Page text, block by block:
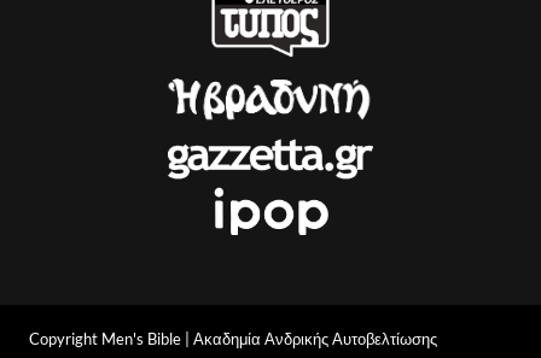
Copyright Men's Bible | Ακαδημία Ανδρικής Αυτοβελτίωσης